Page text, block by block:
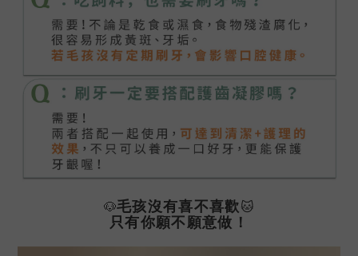
🐶毛孩沒有喜不喜歡🐱
只有你願不願意做！